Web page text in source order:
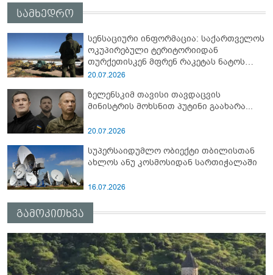
სამხედრო
სენსაციური ინფორმაცია: საქართველოს
ოკუპირებული ტერიტორიიდან
თურქეთისკენ მფრენ რაკეტას ნატოს
სამიტი კინაღამ ჩაუშლია
20.07.2026
ზელენსკიმ თავისი თავდაცვის
მინისტრის მოხსნით პუტინი გაახარა...
20.07.2026
სუპერსაიდუმლო ობიექტი თბილისთან
ახლოს ანუ კოსმოსიდან სართიჭალაში
16.07.2026
გამოკითხვა